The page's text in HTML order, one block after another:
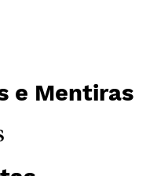
e Mentiras